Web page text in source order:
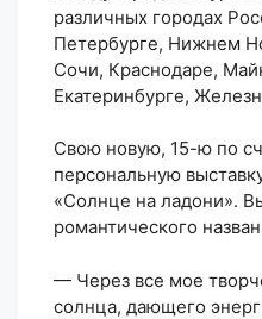
различных городах
Петербурге, Нижнем
Сочи, Краснодаре,
Екатеринбурге,
Свою новую, 15-ю по
персональную
«Солнце на ладони».
романтического
— Через все мое
солнца, дающего